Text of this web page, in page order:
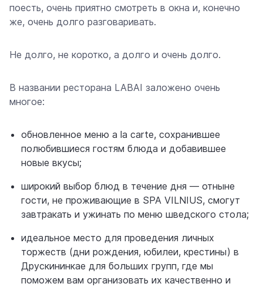
поесть, очень приятно смотреть в окна и, конечно
же, очень долго разговаривать.
Не долго, не коротко, а долго и очень долго.
В названии ресторана LABAI заложено очень
многое:
обновленное меню a la carte, сохранившее
полюбившиеся гостям блюда и добавившее
новые вкусы;
широкий выбор блюд в течение дня — отныне
гости, не проживающие в SPA VILNIUS, смогут
завтракать и ужинать по меню шведского стола;
идеальное место для проведения личных
торжеств (дни рождения, юбилеи, крестины) в
Друскининкае для больших групп, где мы
поможем вам организовать их качественно и